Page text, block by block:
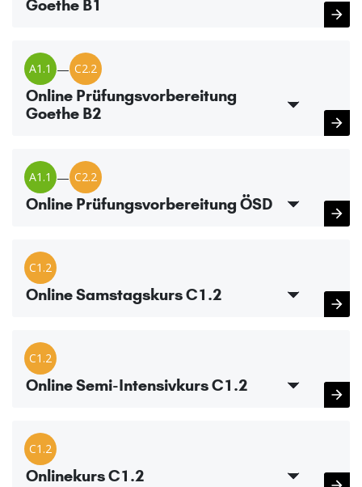
Goethe B1
A1.1 — C2.2
Online Prüfungsvorbereitung
Goethe B2
A1.1 — C2.2
Online Prüfungsvorbereitung ÖSD
C1.2
Online Samstagskurs C1.2
C1.2
Online Semi-Intensivkurs C1.2
C1.2
Onlinekurs C1.2